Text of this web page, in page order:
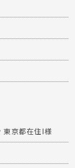
京都在住I様